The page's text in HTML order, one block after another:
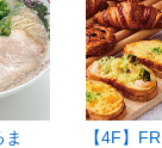
ま
【4F】